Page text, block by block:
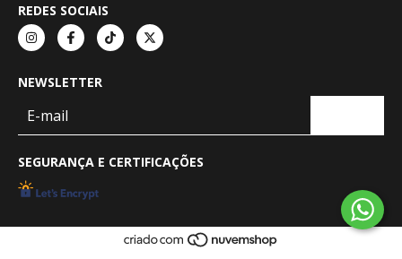
REDES SOCIAIS
NEWSLETTER
SEGURANÇA E CERTIFICAÇÕES